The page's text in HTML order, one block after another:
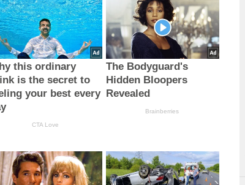
this ordinary
is the secret to
your best every
CTA Love
The Bodyguard's
Hidden Bloopers
Revealed
Brainberries